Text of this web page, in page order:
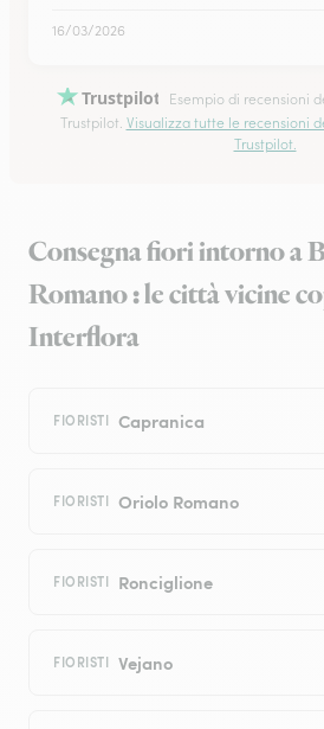
16/03/2026
Trustpilot
Esempio di recensioni
Trustpilot. Visualizza tutte le recensioni
Trustpilot.
Consegna fiori intorno a
Romano : le città vicine
Interflora
FIORISTI Capranica
FIORISTI Oriolo Romano
FIORISTI Ronciglione
FIORISTI Vejano